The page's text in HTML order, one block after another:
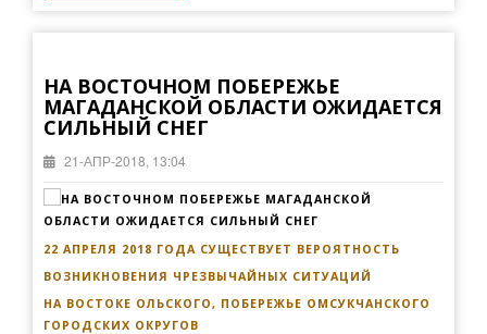
НА ВОСТОЧНОМ ПОБЕРЕЖЬЕ
МАГАДАНСКОЙ ОБЛАСТИ ОЖИДАЕТСЯ
СИЛЬНЫЙ СНЕГ
21-АПР-2018, 13:04
22 АПРЕЛЯ 2018 ГОДА СУЩЕСТВУЕТ ВЕРОЯТНОСТЬ
ВОЗНИКНОВЕНИЯ ЧРЕЗВЫЧАЙНЫХ СИТУАЦИЙ
НА ВОСТОКЕ ОЛЬСКОГО, ПОБЕРЕЖЬЕ ОМСУКЧАНСКОГО
ГОРОДСКИХ ОКРУГОВ